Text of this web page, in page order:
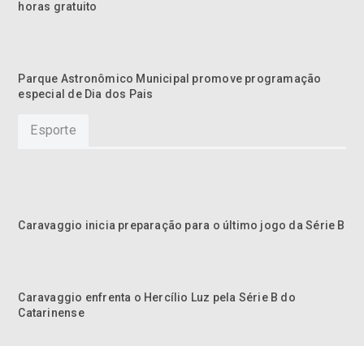
horas gratuito
Parque Astronômico Municipal promove programação
especial de Dia dos Pais
Esporte
Caravaggio inicia preparação para o último jogo da Série B
Caravaggio enfrenta o Hercílio Luz pela Série B do
Catarinense